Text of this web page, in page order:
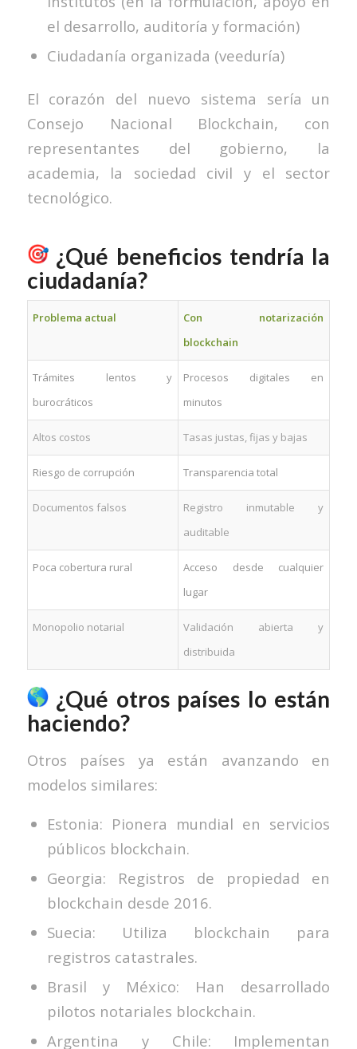
el desarrollo, auditoría y formación)
Ciudadanía organizada (veeduría)
El corazón del nuevo sistema sería un
Consejo Nacional Blockchain, con
representantes del gobierno, la
academia, la sociedad civil y el sector
tecnológico.
¿Qué beneficios tendría la
ciudadanía?
Problema actual
Con notarización
blockchain
Trámites lentos y
burocráticos
Procesos digitales en
minutos
Altos costos Tasas justas, fijas y bajas
Riesgo de corrupción Transparencia total
Documentos falsos
Registro inmutable y
auditable
Poca cobertura rural
Acceso desde cualquier
lugar
Monopolio notarial
Validación abierta y
distribuida
¿Qué otros países lo están
haciendo?
Otros países ya están avanzando en
modelos similares:
Estonia: Pionera mundial en servicios
públicos blockchain.
Georgia: Registros de propiedad en
blockchain desde 2016.
Suecia: Utiliza blockchain para
registros catastrales.
Brasil y México: Han desarrollado
pilotos notariales blockchain.
Argentina y Chile: Implementan